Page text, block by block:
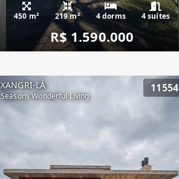
450 m² 219 m² 4 dorms 4 suítes
R$ 1.590.000
XANGRI-LÁ
Seasons Wonderful Living
11554